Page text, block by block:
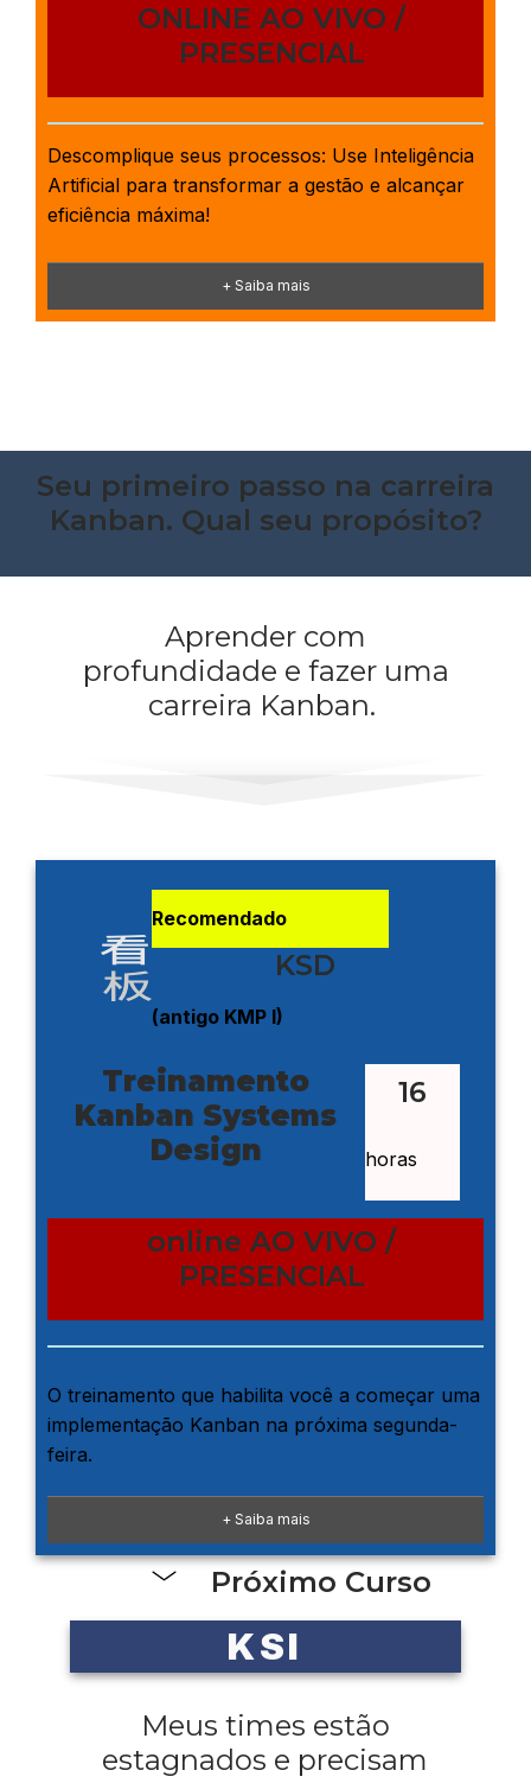
ONLINE AO VIVO /
PRESENCIAL
Descomplique seus processos: Use Inteligência
Artificial para transformar a gestão e alcançar
eficiência máxima!
+ Saiba mais
Seu primeiro passo na carreira
Kanban. Qual seu propósito?
Aprender com
profundidade e fazer uma
carreira Kanban.
Recomendado
KSD
(antigo KMP I)
Treinamento
Kanban Systems
Design
16
horas
online AO VIVO /
PRESENCIAL
O treinamento que habilita você a começar uma
implementação Kanban na próxima segunda-
feira.
+ Saiba mais
Próximo Curso
KSI
Meus times estão
estagnados e precisam